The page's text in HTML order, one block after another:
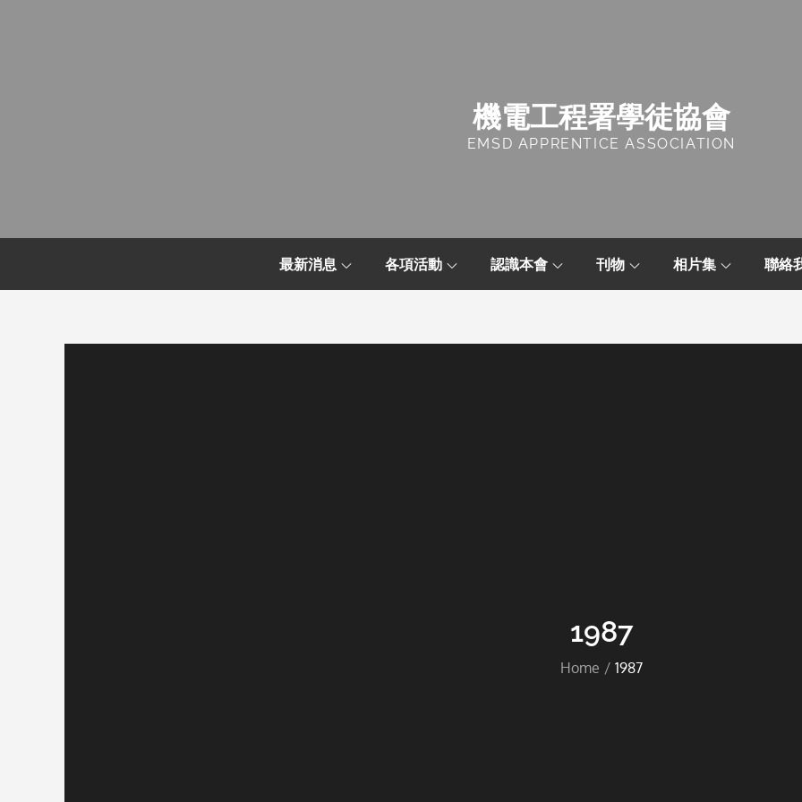
機電工程署學徒協會
EMSD APPRENTICE ASSOCIATION
最新消息 各項活動 認識本會 刊物 相片集 聯絡
1987
Home 1987